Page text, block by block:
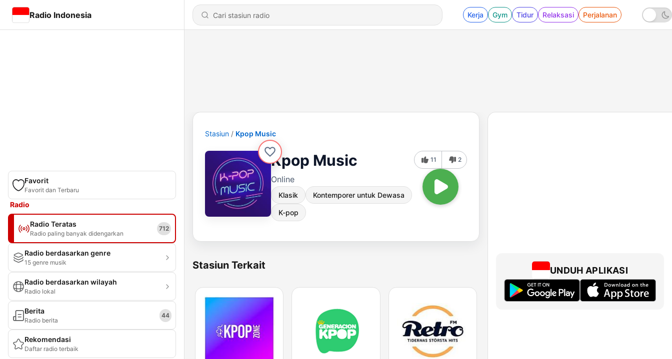
Radio Indonesia Kerja Gym Tidur Relaksasi Perjalanan
Favorit
Favorit dan Terbaru
Radio
Radio Teratas
Radio paling banyak didengarkan
712
Radio berdasarkan genre
15 genre musik
Radio berdasarkan wilayah
Radio lokal
Berita
Radio berita
44
Rekomendasi
Daftar radio terbaik
Stasiun Kpop Music
Kpop Music
Online
Klasik Kontemporer untuk Dewasa
K-pop
11 2
Stasiun Terkait UNDUH APLIKASI